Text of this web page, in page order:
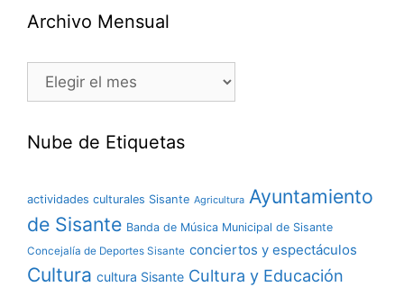
Archivo Mensual
Nube de Etiquetas
actividades culturales Sisante Agricultura Ayuntamiento
de Sisante Banda de Música Municipal de Sisante
Concejalía de Deportes Sisante conciertos y espectáculos
Cultura cultura Sisante Cultura y Educación